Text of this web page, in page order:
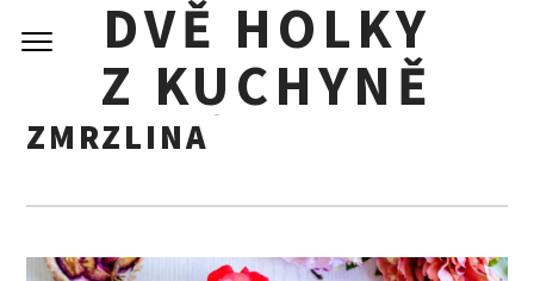
DVĚ HOLKY
Z KUCHYNĚ
KRÉMOVÁ ŠVESTKOVÁ
ZMRZLINA